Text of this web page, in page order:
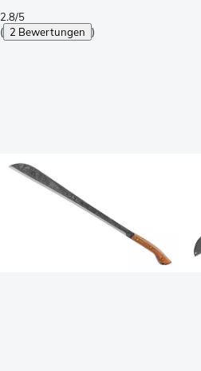
2.8/5
( 2 Bewertungen )